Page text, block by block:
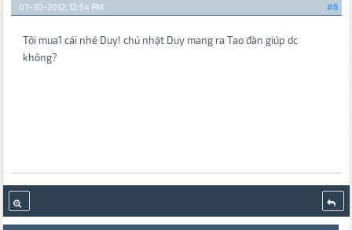
#6
07-30-2012, 12:54 PM
Tôi mua1 cái nhé Duy! chủ nhật Duy mang ra Tao đàn giúp dc
không?